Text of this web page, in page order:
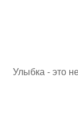
Улыбка - это